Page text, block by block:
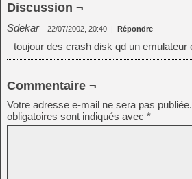
Discussion ¬
Sdekar 22/07/2002, 20:40 | Répondre
toujour des crash disk qd un emulateur
Commentaire ¬
Votre adresse e-mail ne sera pas publiée.
obligatoires sont indiqués avec *